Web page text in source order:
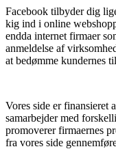
Facebook tilbyder dig
kig ind i online
endda internet firmaer
anmeldelse af
at bedømme kundernes
Vores side er finansieret
samarbejder med
promoverer firmaernes
fra vores side